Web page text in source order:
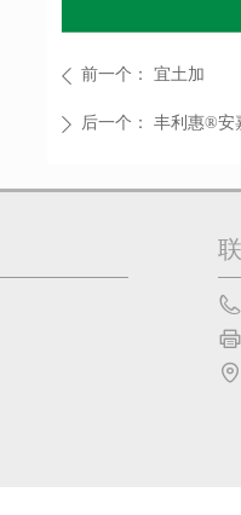
ꄴ 前一个： 宜土加
ꄲ 后一个： 丰利惠®安